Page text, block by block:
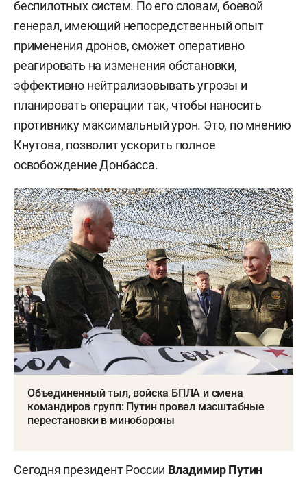
беспилотных систем. По его словам, боевой
генерал, имеющий непосредственный опыт
применения дронов, сможет оперативно
реагировать на изменения обстановки,
эффективно нейтрализовывать угрозы и
планировать операции так, чтобы наносить
противнику максимальный урон. Это, по мнению
Кнутова, позволит ускорить полное
освобождение Донбасса.
Объединенный тыл, войска БПЛА и смена
командиров групп: Путин провел масштабные
перестановки в минобороны
Сегодня президент России Владимир Путин